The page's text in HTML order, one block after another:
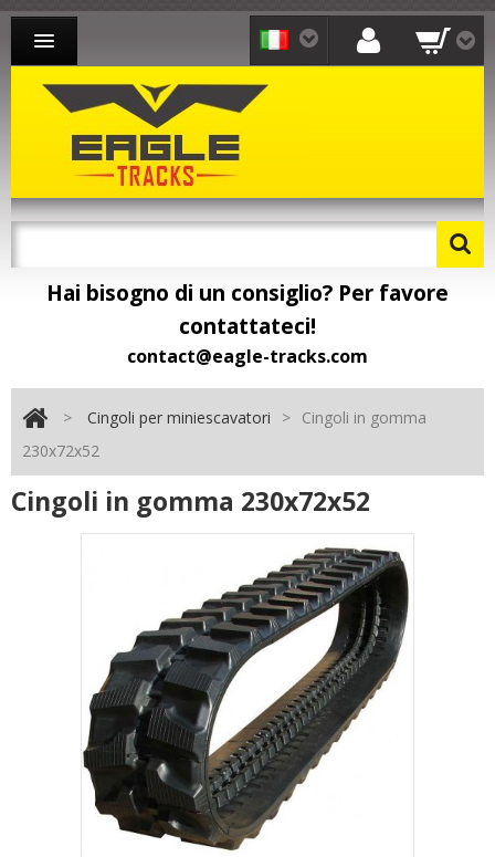
CINGOLI PER MINIESCAVATORI
CINGOLI PER PALE
CINGOLI PER MOTOCARRIOLA
Hai bisogno di un consiglio? Per favore
contattateci!
contact@eagle-tracks.com
> Cingoli per miniescavatori >
Cingoli in gomma
230x72x52
Cingoli in gomma 230x72x52